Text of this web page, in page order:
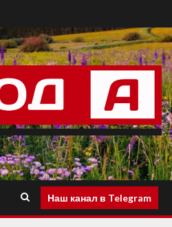
Наш канал в Telegram